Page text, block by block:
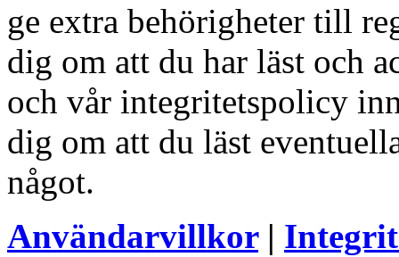
ge extra behörigheter till
dig om att du har läst och
och vår integritetspolicy
dig om att du läst
något.
Användarvillkor|